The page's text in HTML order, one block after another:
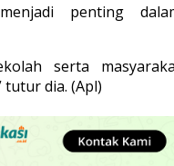
penting
serta
dia. (Apl)